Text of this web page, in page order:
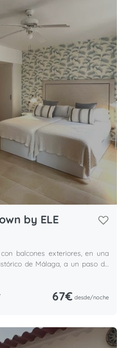
by ELE
balcones exteriores, en una
de Málaga, a un paso de
67€ desde/noche